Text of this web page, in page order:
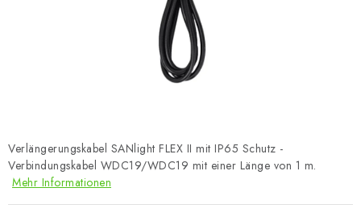
Verlängerungskabel SANlight FLEX II mit IP65 Schutz -
Verbindungskabel WDC19/WDC19 mit einer Länge von 1 m.
Mehr Informationen